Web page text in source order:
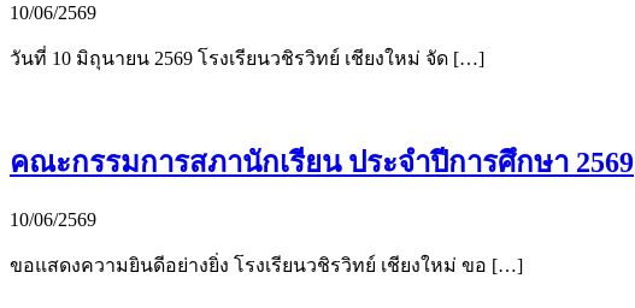
10/06/2569
วันที่ 10 มิถุนายน 2569 โรงเรียนวชิรวิทย์ เชียงใหม่ จัด […]
คณะกรรมการสภานักเรียน ประจำปีการศึกษา 2569
10/06/2569
ขอแสดงความยินดีอย่างยิ่ง โรงเรียนวชิรวิทย์ เชียงใหม่ ขอ […]